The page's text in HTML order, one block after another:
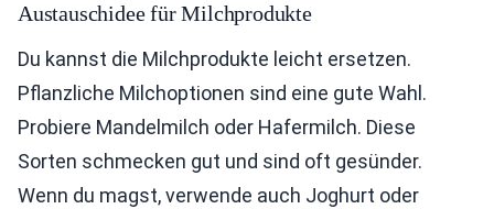
Austauschidee für Milchprodukte
Du kannst die Milchprodukte leicht ersetzen.
Pflanzliche Milchoptionen sind eine gute Wahl.
Probiere Mandelmilch oder Hafermilch. Diese
Sorten schmecken gut und sind oft gesünder.
Wenn du magst, verwende auch Joghurt oder